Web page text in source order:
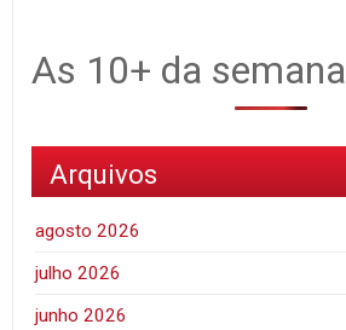
As 10+ da semana
Arquivos
agosto 2026
julho 2026
junho 2026